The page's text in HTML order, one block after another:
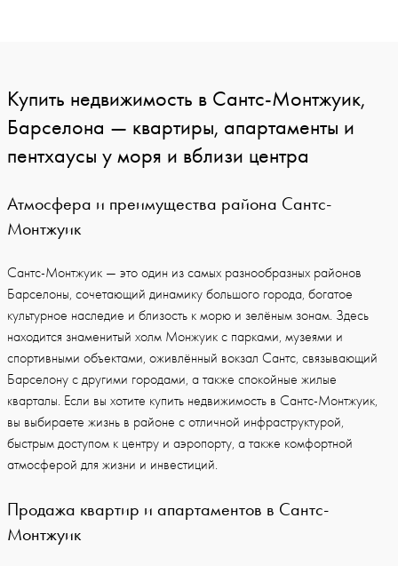
Купить недвижимость в Сантс-Монтжуик,
Барселона — квартиры, апартаменты и
пентхаусы у моря и вблизи центра
Атмосфера и преимущества района Сантс-
Монтжуик
Сантс-Монтжуик — это один из самых разнообразных районов
Барселоны, сочетающий динамику большого города, богатое
культурное наследие и близость к морю и зелёным зонам. Здесь
находится знаменитый холм Монжуик с парками, музеями и
спортивными объектами, оживлённый вокзал Сантс, связывающий
Барселону с другими городами, а также спокойные жилые
кварталы. Если вы хотите купить недвижимость в Сантс-Монтжуик,
вы выбираете жизнь в районе с отличной инфраструктурой,
быстрым доступом к центру и аэропорту, а также комфортной
атмосферой для жизни и инвестиций.
Продажа квартир и апартаментов в Сантс-
Монтжуик